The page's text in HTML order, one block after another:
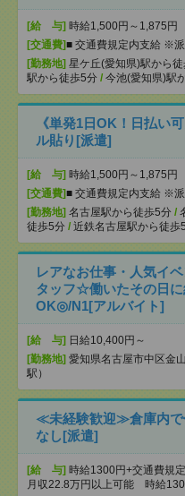
[給 与] 時給1,500円～1,875円
[交通費]■ 交通費規定内支給 ※
[勤務地] 星ケ丘(愛知県)駅から
駅から徒歩5分 / 今池(愛知県)駅
《単発1日OK！日払い
ル貼り[派遣]
[給 与] 時給1,500円～1,875円
[交通費]■ 交通費規定内支給 ※
[勤務地] 名古屋駅から徒歩5分 /
徒歩5分 / 近鉄名古屋駅から徒歩
レアなお仕事・人気イ
タッフ☆働いたその日
OK◎/N1[アルバイト]
[給 与] 日給10,400円～
[勤務地] 愛知県名古屋市中区金
駅）
≪未経験歓迎≫倉庫内で
なし[派遣]
[給 与] 時給1300円+交通費規
月収22.8万円以上可能 時給